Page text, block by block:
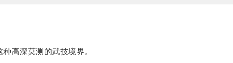
高深莫测的武技境界。